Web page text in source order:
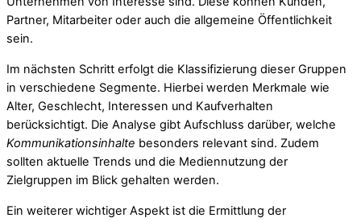
Partner, Mitarbeiter oder auch die allgemeine Öffentlichkeit
sein.
Im nächsten Schritt erfolgt die Klassifizierung dieser Gruppen
in verschiedene Segmente. Hierbei werden Merkmale wie
Alter, Geschlecht, Interessen und Kaufverhalten
berücksichtigt. Die Analyse gibt Aufschluss darüber, welche
Kommunikationsinhalte besonders relevant sind. Zudem
sollten aktuelle Trends und die Mediennutzung der
Zielgruppen im Blick gehalten werden.
Ein weiterer wichtiger Aspekt ist die Ermittlung der